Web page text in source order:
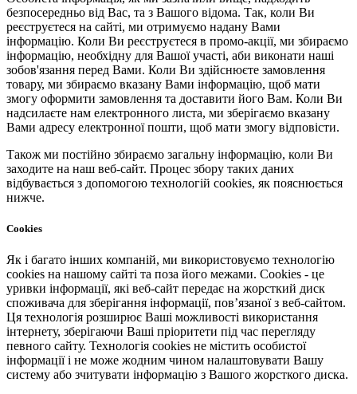
безпосередньо від Вас, та з Вашого відома. Так, коли Ви
реєструєтеся на сайті, ми отримуємо надану Вами
інформацію. Коли Ви реєструєтеся в промо-акції, ми збираємо
інформацію, необхідну для Вашої участі, аби виконати наші
зобов'язання перед Вами. Коли Ви здійснюєте замовлення
товару, ми збираємо вказану Вами інформацію, щоб мати
змогу оформити замовлення та доставити його Вам. Коли Ви
надсилаєте нам електронного листа, ми зберігаємо вказану
Вами адресу електронної пошти, щоб мати змогу відповісти.
Також ми постійно збираємо загальну інформацію, коли Ви
заходите на наш веб-сайт. Процес збору таких даних
відбувається з допомогою технологій cookies, як пояснюється
нижче.
Cookies
Як і багато інших компаній, ми використовуємо технологію
cookies на нашому сайті та поза його межами. Cookies - це
уривки інформації, які веб-сайт передає на жорсткий диск
споживача для зберігання інформації, пов’язаної з веб-сайтом.
Ця технологія розширює Ваші можливості використання
інтернету, зберігаючи Ваші пріоритети під час перегляду
певного сайту. Технологія cookies не містить особистої
інформації і не може жодним чином налаштовувати Вашу
систему або зчитувати інформацію з Вашого жорсткого диска.